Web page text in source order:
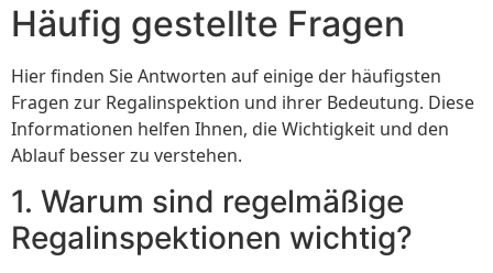
Häufig gestellte Fragen
Hier finden Sie Antworten auf einige der häufigsten
Fragen zur Regalinspektion und ihrer Bedeutung. Diese
Informationen helfen Ihnen, die Wichtigkeit und den
Ablauf besser zu verstehen.
1. Warum sind regelmäßige
Regalinspektionen wichtig?